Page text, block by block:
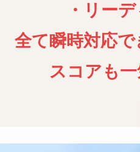
・リー
全て瞬時対応
スコアも